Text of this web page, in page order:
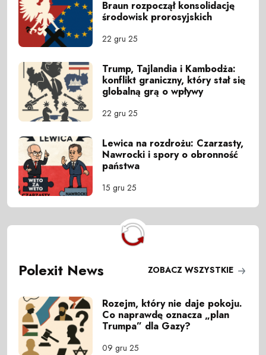
Braun rozpoczął konsolidację
środowisk prorosyjskich
22 gru 25
Trump, Tajlandia i Kambodża:
konflikt graniczny, który stał się
globalną grą o wpływy
22 gru 25
Lewica na rozdrożu: Czarzasty,
Nawrocki i spory o obronność
państwa
15 gru 25
Polexit News ZOBACZ WSZYSTKIE
Rozejm, który nie daje pokoju.
Co naprawdę oznacza „plan
Trumpa” dla Gazy?
09 gru 25